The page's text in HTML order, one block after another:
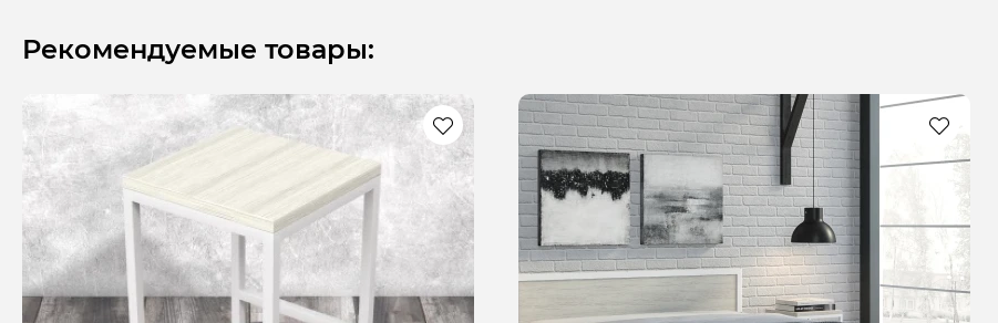
Рекомендуемые товары: